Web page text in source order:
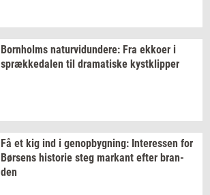
Born­holms na­tur­vi­dun­de­re: Fra ek­ko­er i
spræk­ke­da­len til dra­ma­ti­ske kyst­klip­per
Få et kig ind i genop­byg­ning: In­ter­es­sen for
Bør­sens hi­sto­rie steg mar­kant efter bran­
den